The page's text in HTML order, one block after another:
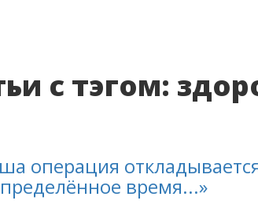
с тэгом:
операция
время...»